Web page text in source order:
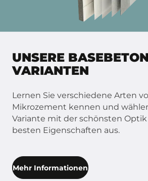
UNSERE
VARIANTEN
Lernen Sie verschiedene Arten
Mikrozement kennen und
Variante mit der schönsten
besten Eigenschaften aus.
Mehr Informationen